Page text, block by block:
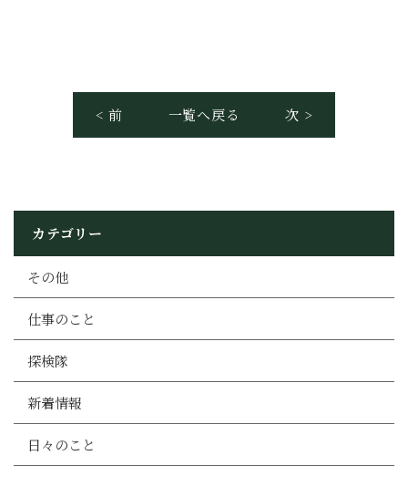
< 前 一覧へ戻る 次 >
カテゴリー
その他
仕事のこと
探検隊
新着情報
日々のこと